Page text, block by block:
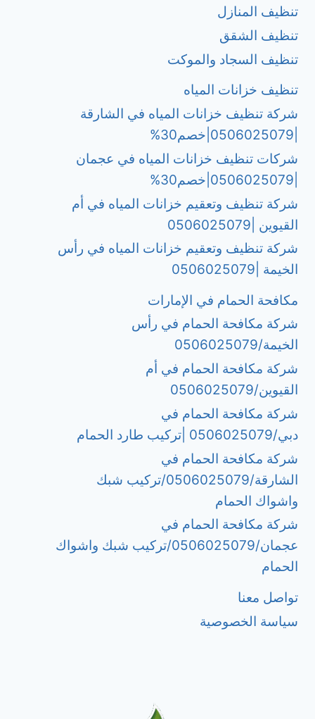
تنظيف المنازل
تنظيف الشقق
تنظيف السجاد والموكت
تنظيف خزانات المياه
شركة تنظيف خزانات المياه في الشارقة
شركات تنظيف خزانات المياه في عجمان
شركة تنظيف وتعقيم خزانات المياه في أم
القيوين |0506025079
شركة تنظيف وتعقيم خزانات المياه في رأس
الخيمة |0506025079
مكافحة الحمام في الإمارات
شركة مكافحة الحمام في رأس
الخيمة/0506025079
شركة مكافحة الحمام في أم
القيوين/0506025079
شركة مكافحة الحمام في
دبي/0506025079 |تركيب طارد الحمام
شركة مكافحة الحمام في
الشارقة/0506025079/تركيب شبك
واشواك الحمام
شركة مكافحة الحمام في
عجمان/0506025079/تركيب شبك واشواك
الحمام
تواصل معنا
سياسة الخصوصية